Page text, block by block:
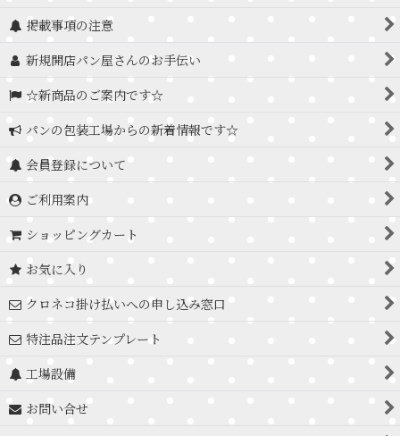
掲載事項の注意
新規開店パン屋さんのお手伝い
☆新商品のご案内です☆
パンの包装工場からの新着情報です☆
会員登録について
ご利用案内
ショッピングカート
お気に入り
クロネコ掛け払いへの申し込み窓口
特注品注文テンプレート
工場設備
お問い合せ